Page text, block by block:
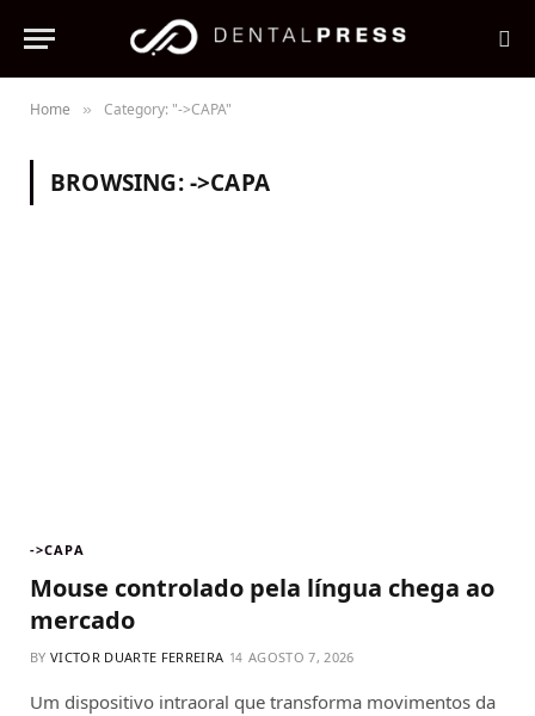
Home » Category: "->CAPA"
BROWSING:->CAPA
->CAPA
Mouse controlado pela língua chega ao
mercado
BY VICTOR DUARTE FERREIRA AGOSTO 7, 2026
Um dispositivo intraoral que transforma movimentos da